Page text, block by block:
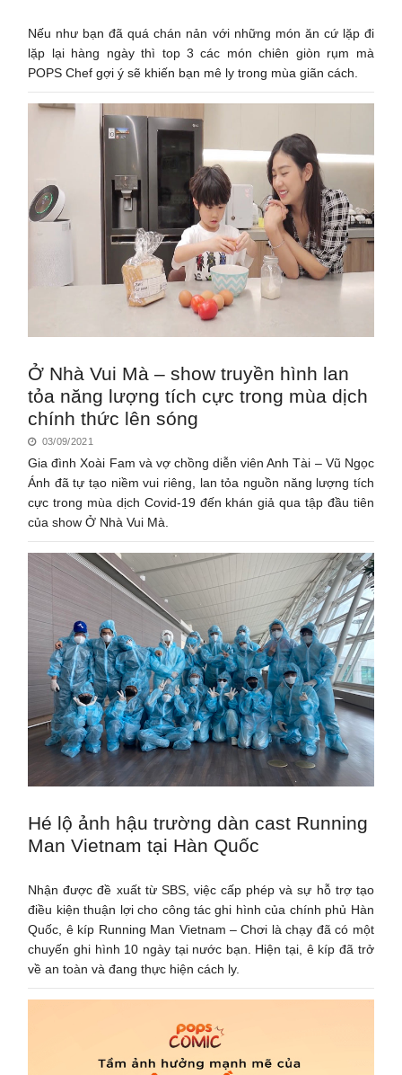
Nếu như bạn đã quá chán nản với những món ăn cứ lặp đi
lặp lại hàng ngày thì top 3 các món chiên giòn rụm mà
POPS Chef gợi ý sẽ khiến bạn mê ly trong mùa giãn cách.
Ở Nhà Vui Mà – show truyền hình lan
tỏa năng lượng tích cực trong mùa dịch
chính thức lên sóng
03/09/2021
Gia đình Xoài Fam và vợ chồng diễn viên Anh Tài – Vũ Ngọc
Ánh đã tự tạo niềm vui riêng, lan tỏa nguồn năng lượng tích
cực trong mùa dịch Covid-19 đến khán giả qua tập đầu tiên
của show Ở Nhà Vui Mà.
Hé lộ ảnh hậu trường dàn cast Running
Man Vietnam tại Hàn Quốc
Nhận được đề xuất từ SBS, việc cấp phép và sự hỗ trợ tạo
điều kiện thuận lợi cho công tác ghi hình của chính phủ Hàn
Quốc, ê kíp Running Man Vietnam – Chơi là chạy đã có một
chuyến ghi hình 10 ngày tại nước bạn. Hiện tại, ê kíp đã trở
về an toàn và đang thực hiện cách ly.